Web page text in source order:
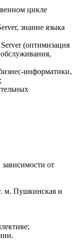
цикле
знание языка
(оптимизация
информатики‚
зависимости от
м. Пушкинская и